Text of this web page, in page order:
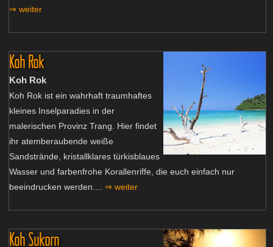
⇒ weiter
Koh Rok
Koh Rok
Koh Rok ist ein wahrhaft traumhaftes
kleines Inselparadies in der
malerischen Provinz Trang. Hier findet
ihr atemberaubende weiße
Sandstrände, kristallklares türkisblaues
Wasser und farbenfrohe Korallenriffe, die euch einfach nur
beeindrucken werden.... ⇒ weiter
Koh Sukorn